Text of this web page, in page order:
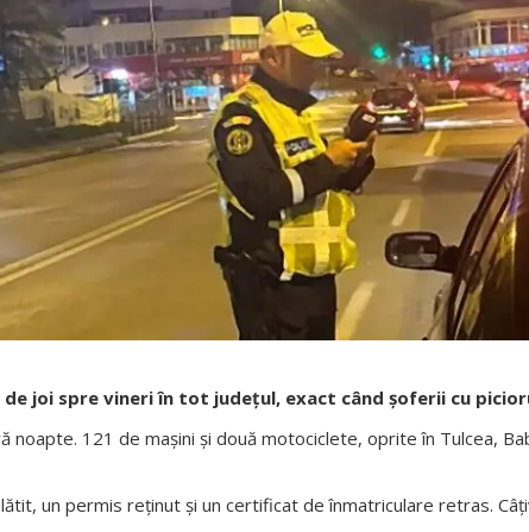
joi spre vineri în tot județul, exact când șoferii cu
121 de mașini și două motociclete, oprite în Tulcea,
un permis reținut și un certificat de înmatriculare retras.